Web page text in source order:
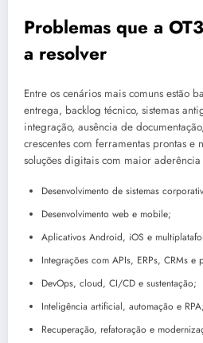
Problemas que a
a resolver
Entre os cenários mais comuns estão
entrega, backlog técnico, sistemas
integração, ausência de
crescentes com ferramentas prontas e
soluções digitais com maior
Desenvolvimento de sistemas
Desenvolvimento web e mobile;
Aplicativos Android, iOS e
Integrações com APIs, ERPs, CRMs e
DevOps, cloud, CI/CD e sustentação;
Inteligência artificial, automação e RPA;
Recuperação, refatoração e